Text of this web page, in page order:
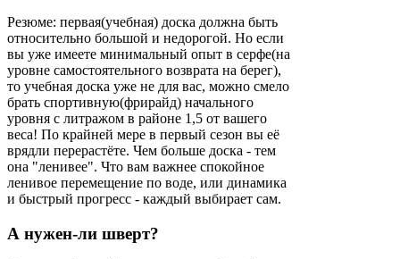
Резюме: первая(учебная) доска должна быть
относительно большой и недорогой. Но если
вы уже имеете минимальный опыт в серфе(на
уровне самостоятельного возврата на берег),
то учебная доска уже не для вас, можно смело
брать спортивную(фрирайд) начального
уровня с литражом в районе 1,5 от вашего
веса! По крайней мере в первый сезон вы её
врядли перерастёте. Чем больше доска - тем
она "ленивее". Что вам важнее спокойное
ленивое перемещение по воде, или динамика
и быстрый прогресс - каждый выбирает сам.
А нужен-ли шверт?